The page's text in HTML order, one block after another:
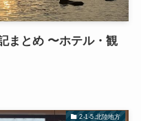
まとめ 〜ホテル・観
2-1-5.北陸地方